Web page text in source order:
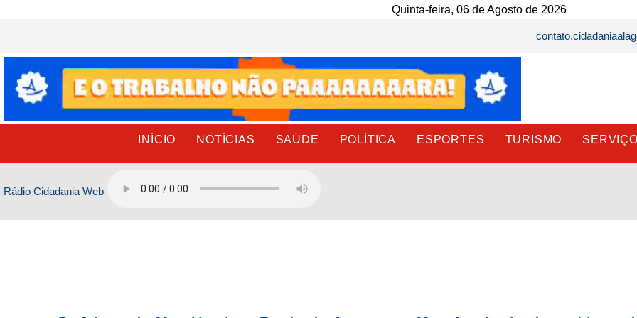
Quinta-feira, 06 de Agosto de 2026
INÍCIO NOTÍCIAS SAÚDE POLÍTICA ESPORTES TURISMO
Rádio Cidadania Web